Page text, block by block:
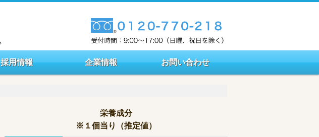
採用情報 企業情報 お問い合わせ
栄養成分
※１個当り（推定値）